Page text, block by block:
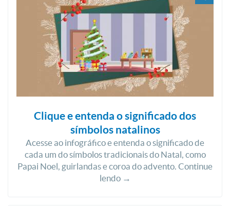
Clique e entenda o significado dos
símbolos natalinos
Acesse ao infográfico e entenda o significado de
cada um do símbolos tradicionais do Natal, como
Papai Noel, guirlandas e coroa do advento. Continue
lendo →